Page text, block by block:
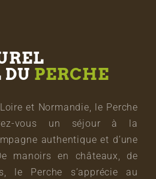
PERCHE
et Normandie, le Perche
vous un séjour à la
authentique et d’une
manoirs en châteaux, de
le Perche s’apprécie au